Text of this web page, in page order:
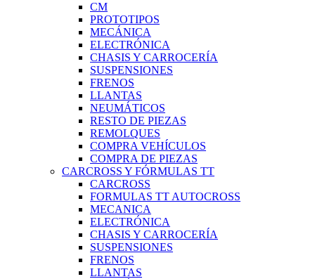
CM
PROTOTIPOS
MECÁNICA
ELECTRÓNICA
CHASIS Y CARROCERÍA
SUSPENSIONES
FRENOS
LLANTAS
NEUMÁTICOS
RESTO DE PIEZAS
REMOLQUES
COMPRA VEHÍCULOS
COMPRA DE PIEZAS
CARCROSS Y FÓRMULAS TT
CARCROSS
FORMULAS TT AUTOCROSS
MECANICA
ELECTRÓNICA
CHASIS Y CARROCERÍA
SUSPENSIONES
FRENOS
LLANTAS